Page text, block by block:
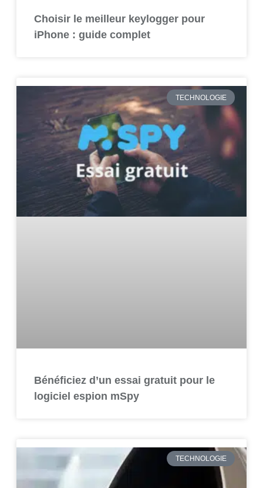
Choisir le meilleur keylogger pour
iPhone : guide complet
TECHNOLOGIE
Bénéficiez d’un essai gratuit pour le
logiciel espion mSpy
TECHNOLOGIE